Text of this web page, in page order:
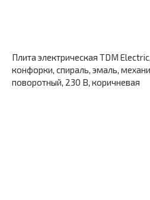
Плита электрическая TDM
конфорки, спираль, эмаль,
поворотный, 230 В, коричневая